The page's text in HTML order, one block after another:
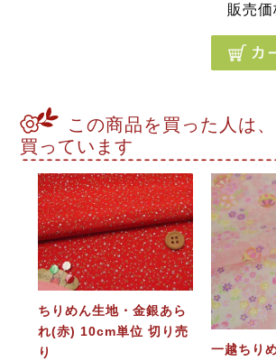
販売価
この商品を買った人は
買っています
ちりめん生地・金銀あら
れ(赤) 10cm単位 切り売
り
一越ちり